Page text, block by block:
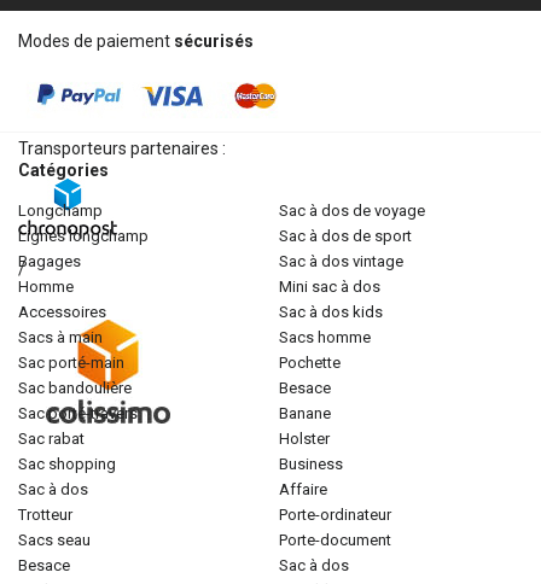
Modes de paiement sécurisés
Transporteurs partenaires :
/
Catégories
longchamp
lignes longchamp
bagages
homme
accessoires
sacs à main
sac porté-main
sac bandoulière
sac porté-travers
sac rabat
sac shopping
sac à dos
trotteur
sacs seau
besace
sac à dos de voyage
sac à dos de sport
sac à dos vintage
mini sac à dos
sac à dos kids
sacs homme
pochette
besace
banane
holster
business
affaire
porte-ordinateur
porte-document
sac à dos